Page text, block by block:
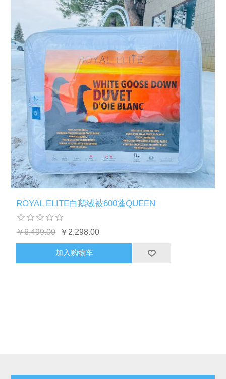
ROYAL ELITE白鹅绒被600蓬QUEEN
￥6,499.00 ￥2,298.00
加入购物车